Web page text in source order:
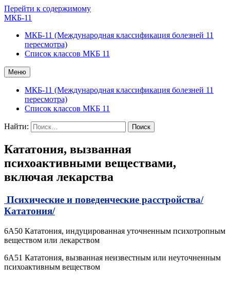
Перейти к содержимому
МКБ-11
МКБ-11 (Международная классификация болезней 11
пересмотра)
Список классов МКБ 11
Меню
МКБ-11 (Международная классификация болезней 11
пересмотра)
Список классов МКБ 11
Найти:
Кататония, вызванная
психоактивными веществами,
включая лекарства
Психические и поведенческие расстройства/
Кататония/
6A50 Кататония, индуцированная уточненным психотропным
веществом или лекарством
6A51 Кататония, вызванная неизвестным или неуточненным
психоактивным веществом